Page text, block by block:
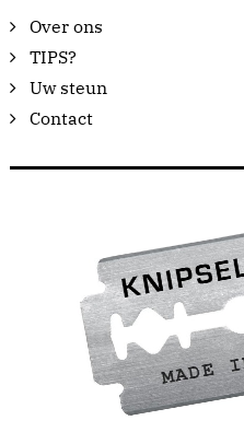
Over ons
TIPS?
Uw steun
Contact